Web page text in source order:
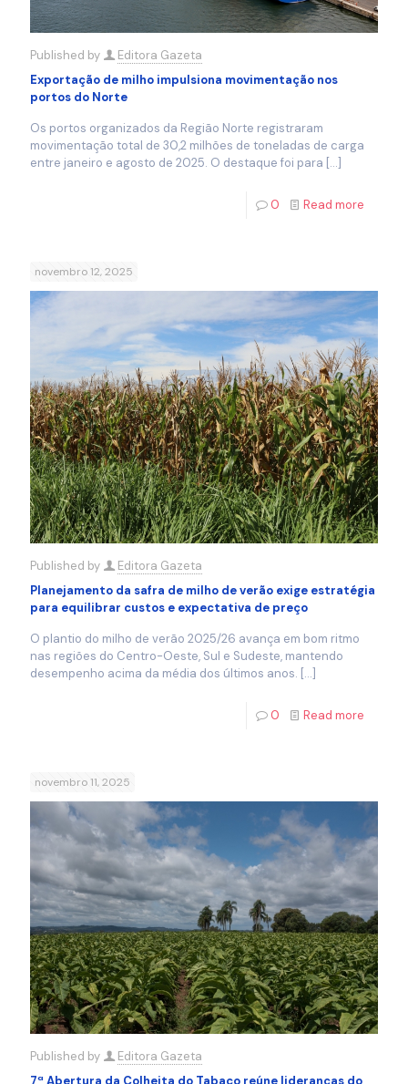
Published by
Editora Gazeta
Exportação de milho impulsiona movimentação nos
portos do Norte
Os portos organizados da Região Norte registraram
movimentação total de 30,2 milhões de toneladas de carga
entre janeiro e agosto de 2025. O destaque foi para […]
0 Read more
novembro 12, 2025
Published by
Editora Gazeta
Planejamento da safra de milho de verão exige estratégia
para equilibrar custos e expectativa de preço
O plantio do milho de verão 2025/26 avança em bom ritmo
nas regiões do Centro-Oeste, Sul e Sudeste, mantendo
desempenho acima da média dos últimos anos. […]
0 Read more
novembro 11, 2025
Published by
Editora Gazeta